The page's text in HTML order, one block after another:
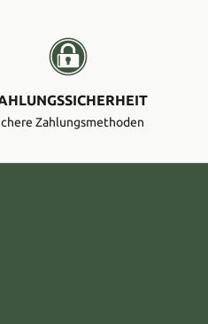
Zahlungsmethoden